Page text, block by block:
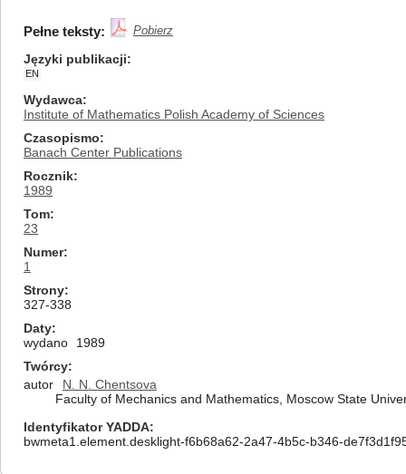
Pełne teksty: Pobierz
Języki publikacji
EN
Wydawca
Institute of Mathematics Polish Academy of Sciences
Czasopismo
Banach Center Publications
Rocznik
1989
Tom
23
Numer
1
Strony
327-338
Daty
wydano
1989
Twórcy
autor
N. N. Chentsova
Faculty of Mechanics and Mathematics, Moscow State
Identyfikator YADDA
bwmeta1.element.desklight-f6b68a62-2a47-4b5c-b346-